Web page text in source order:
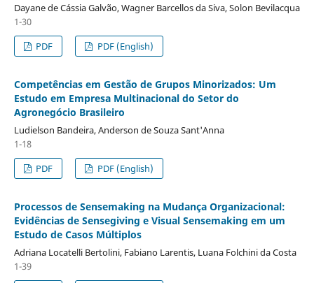
Dayane de Cássia Galvão, Wagner Barcellos da Siva, Solon Bevilacqua
1-30
PDF
PDF (English)
Competências em Gestão de Grupos Minorizados: Um
Estudo em Empresa Multinacional do Setor do
Agronegócio Brasileiro
Ludielson Bandeira, Anderson de Souza Sant'Anna
1-18
PDF
PDF (English)
Processos de Sensemaking na Mudança Organizacional:
Evidências de Sensegiving e Visual Sensemaking em um
Estudo de Casos Múltiplos
Adriana Locatelli Bertolini, Fabiano Larentis, Luana Folchini da Costa
1-39